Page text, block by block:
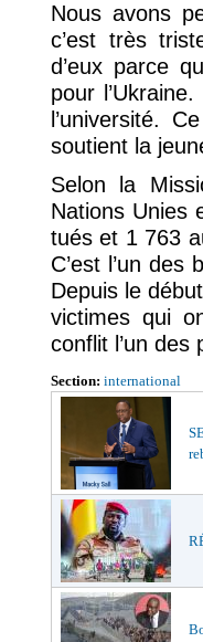
Nous avons
c’est très
d’eux parce
pour
l’université.
soutient la
Selon la
Nations Unies
tués et 1 763
C’est l’un
Depuis le
victimes qui
conflit l’un des
Section: international